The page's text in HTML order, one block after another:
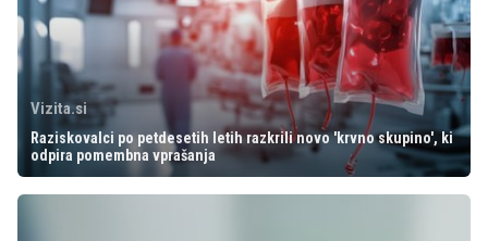
Vizita.si
Raziskovalci po petdesetih letih razkrili novo 'krvno skupino', ki
odpira pomembna vprašanja